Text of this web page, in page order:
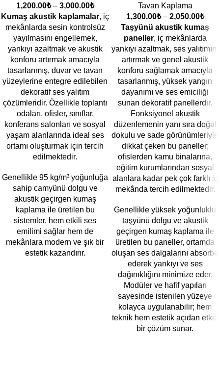
1,200.00₺ – 3,000.00₺
Kumaş akustik kaplamalar, iç
mekânlarda sesin kontrolsüz
yayılmasını engellemek,
yankıyı azaltmak ve akustik
konforu artırmak amacıyla
tasarlanmış, duvar ve tavan
yüzeylerine entegre edilebilen
dekoratif ses yalıtım
çözümleridir. Özellikle toplantı
odaları, ofisler, sınıflar,
konferans salonları ve sosyal
yaşam alanlarında ideal ses
ortamı oluşturmak için tercih
edilmektedir.
Genellikle 95 kg/m³ yoğunluğa
sahip camyünü dolgu ve
akustik geçirgen kumaş
kaplama ile üretilen bu
sistemler, hem etkili ses
emilimi sağlar hem de
mekânlara modern ve şık bir
estetik kazandırır.
Tavan Kaplama
1,300.00₺ – 2,050.00₺
Taşyünü akustik kumaş
paneller, iç mekânlarda
yankıyı azaltmak, ses yalıtımını
artırmak ve genel akustik
konforu sağlamak amacıyla
tasarlanmış, yüksek yangın
dayanımı ve ses emiciliği
sunan dekoratif panellerdir.
Fonksiyonel akustik
düzenlemenin yanı sıra doğal
dokulu ve sade görünümleriyle
dikkat çeken bu paneller;
ofislerden kamu binalarına,
eğitim kurumlarından sosyal
alanlara kadar pek çok farklı iç
mekânda tercih edilmektedir.
Genellikle yüksek yoğunluklu
taşyünü dolgu ve akustik
geçirgen kumaş kaplama ile
üretilen bu paneller, ortamda
oluşan ses dalgalarını absorbe
ederek yankıyı ve ses
dağınıklığını minimize eder.
Modüler ve hafif yapıları
sayesinde istenilen yüzeye
kolayca uygulanabilir; hem
teknik hem estetik açıdan etkili
bir çözüm sunar.